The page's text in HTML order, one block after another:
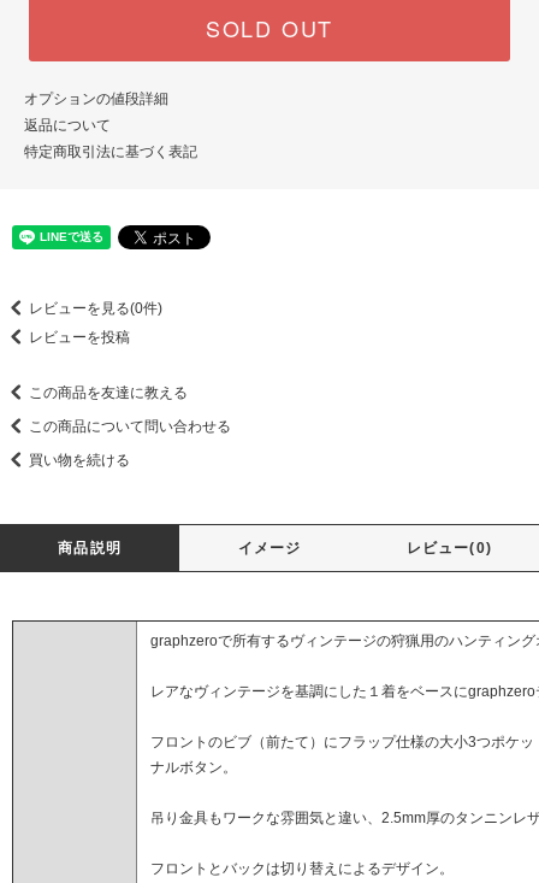
SOLD OUT
オプションの値段詳細
返品について
特定商取引法に基づく表記
レビューを見る(0件)
レビューを投稿
この商品を友達に教える
この商品について問い合わせる
買い物を続ける
商品説明 イメージ レビュー(0)
graphzeroで所有するヴィンテージの狩猟用のハンティン
レアなヴィンテージを基調にした１着をベースに
フロントのビブ（前たて）にフラップ仕様の大小3つポケ
ナルボタン。
吊り金具もワークな雰囲気と違い、2.5mm厚のタンニンレ
フロントとバックは切り替えによるデザイン。